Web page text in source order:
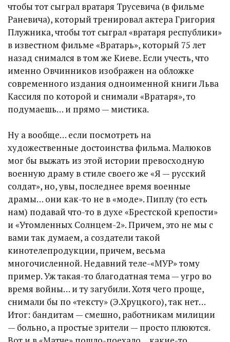
чтобы тот сыграл вратаря Трусевича (в фильме
Раневича), который тренировал актера Григория
Плужника, чтобы тот сыграл «вратаря республики»
в известном фильме «Вратарь», который 75 лет
назад снимался в том же Киеве. Если учесть, что
именно Овчинников изображен на обложке
современного издания одноименной книги Льва
Кассиля по которой и снимали «Вратаря», то
подумаешь… и прямо — мистика.
Ну а вообще… если посмотреть на
художественные достоинства фильма. Малюков
мог бы выжать из этой истории превосходную
военную драму в стиле своего же «Я — русский
солдат», но, увы, последнее время военные
драмы… они как-то не в «моде». Пиплу (то есть
нам) подавай что-то в духе «Брестской крепости»
и «Утомленных Солнцем-2». Причем, это не мы с
вами так думаем, а создатели такой
кинотелепродукции, причем, весьма
многочисленной. Недавний теле-«МУР» тому
пример. Уж такая-то благодатная тема — угро во
время войны… и ту загубили. Хотя чего проще,
снимали бы по «тексту» (Э.Хруцкого), так нет…
Итог: бандитам — смешно, работникам милиции
— больно, а простые зрители — просто плюются.